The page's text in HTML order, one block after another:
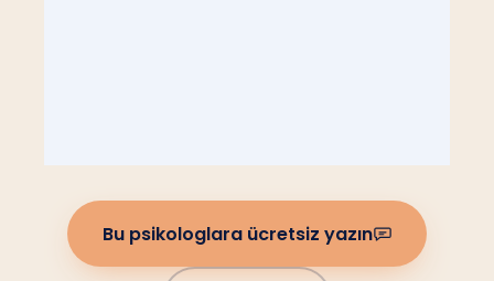
Bu psikologlara ücretsiz yazın